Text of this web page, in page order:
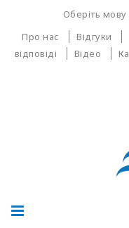
Оберіть мову
Про нас
Відгуки
відповіді
Відео